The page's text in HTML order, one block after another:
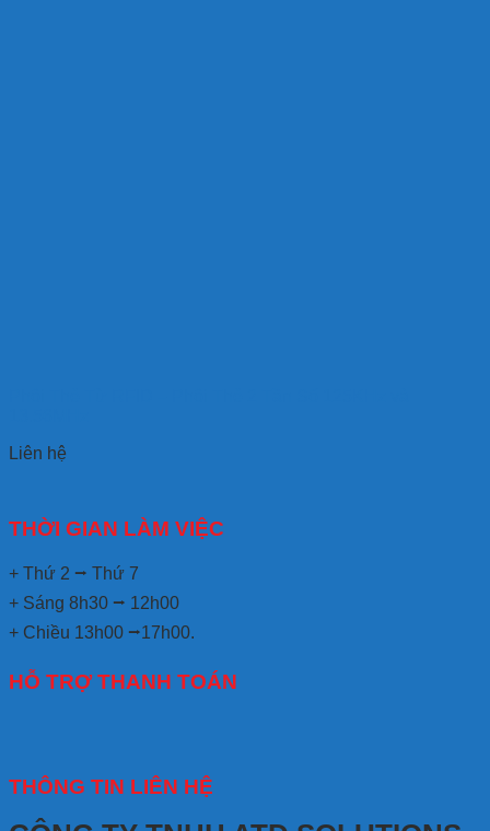
Liên hệ
THỜI GIAN LÀM VIỆC
+ Thứ 2 ⭢ Thứ 7
+ Sáng 8h30 ⭢ 12h00
+ Chiều 13h00 ⭢17h00.
HỖ TRỢ THANH TOÁN
THÔNG TIN LIÊN HỆ